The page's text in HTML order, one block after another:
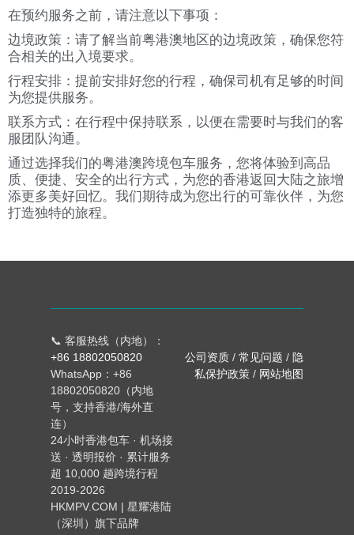
在预约服务之前，请注意以下事项：
边境政策：请了解当前粤港澳地区的边境政策，确保您符
合相关的出入境要求。
行程安排：提前安排好您的行程，确保司机有足够的时间
为您提供服务。
联系方式：在行程中保持联系，以便在需要时与我们的客
服团队沟通。
通过选择我们的粤港澳跨境包车服务，您将体验到高品
质、便捷、安全的出行方式，为您的香港返回大陆之旅增
添更多美好回忆。我们期待成为您出行的可靠伙伴，为您
打造独特的旅程。
📞 客服热线（内地）：
+86 18802050820
WhatsApp：+86
18802050820（内地
号，支持香港/海外直
连）
24小时香港包车 · 机场接
送 · 透明报价 · 累计服务
超 10,000 趟跨境行程
2019-2026
HKMPV.COM | 星耀港陆
（深圳）旗下品牌
公司资质 / 常见问题 / 隐
私保护政策 / 网站地图